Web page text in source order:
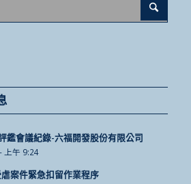
鑑會議紀錄-六福開發股份有限公司
上午 9:24
案件緊急扣留作業程序